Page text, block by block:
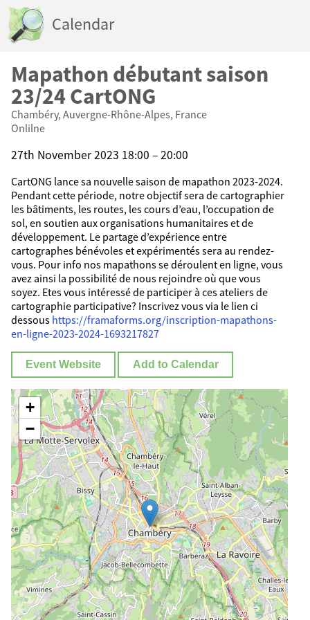
Calendar
Mapathon débutant saison
23/24 CartONG
Chambéry, Auvergne-Rhône-Alpes, France
Onlilne
27th November 2023 18:00 – 20:00
CartONG lance sa nouvelle saison de mapathon 2023-2024.
Pendant cette période, notre objectif sera de cartographier
les bâtiments, les routes, les cours d’eau, l’occupation de
sol, en soutien aux organisations humanitaires et de
développement. Le partage d’expérience entre
cartographes bénévoles et expérimentés sera au rendez-
vous. Pour info nos mapathons se déroulent en ligne, vous
avez ainsi la possibilité de nous rejoindre où que vous
soyez. Etes vous intéressé de participer à ces ateliers de
cartographie participative? Inscrivez vous via le lien ci
dessous https://framaforms.org/inscription-mapathons-
en-ligne-2023-2024-1693217827
Event Website Add to Calendar
+
−